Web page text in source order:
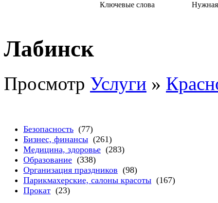
Ключевые слова Нужная
Лабинск
Просмотр Услуги »
Безопасность (77)
Бизнес, финансы (261)
Медицина, здоровье (283)
Образование (338)
Организация праздников (98)
Парикмахерские, салоны красоты (167)
Прокат (23)